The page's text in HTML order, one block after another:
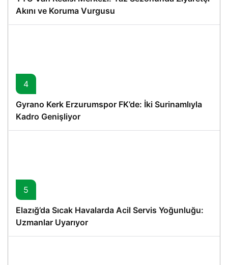
Akını ve Koruma Vurgusu
4
Gyrano Kerk Erzurumspor FK’de: İki Surinamlıyla
Kadro Genişliyor
5
Elazığ’da Sıcak Havalarda Acil Servis Yoğunluğu:
Uzmanlar Uyarıyor